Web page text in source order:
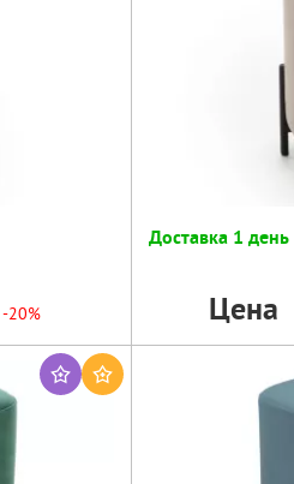
-20%
Доставка 1 день
Цена